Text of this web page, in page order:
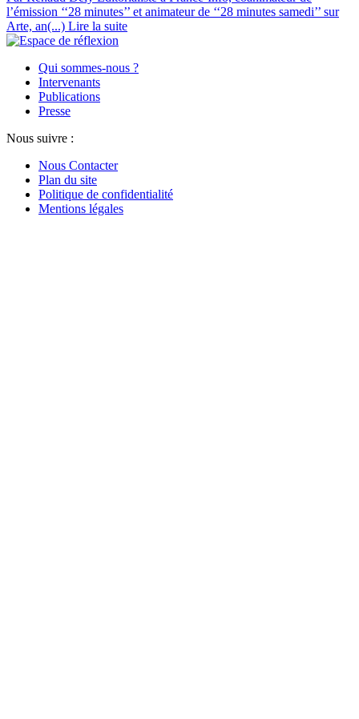
l’émission ‘‘28 minutes’’ et animateur de ‘‘28 minutes samedi’’ sur
Arte, an(...) Lire la suite
Qui sommes-nous ?
Intervenants
Publications
Presse
Nous suivre :
Nous Contacter
Plan du site
Politique de confidentialité
Mentions légales